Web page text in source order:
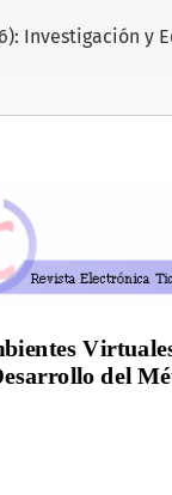
del artículo
Investigación y